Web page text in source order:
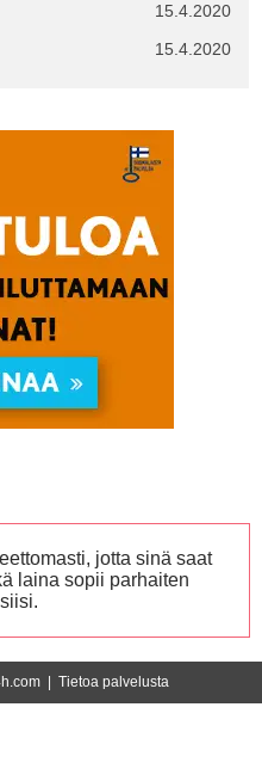
15.4.2020
15.4.2020
jotta sinä saat
laina sopii parhaiten
| Tietoa palvelusta